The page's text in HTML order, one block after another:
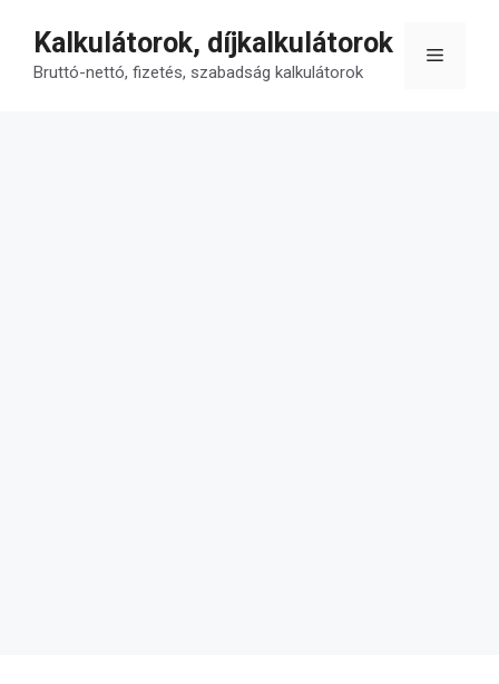
tartalomba
Kalkulátorok, díjkalkulátorok
Bruttó-nettó, fizetés, szabadság kalkulátorok
Menü